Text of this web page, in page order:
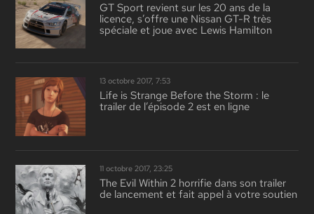
GT Sport revient sur les 20 ans de la
licence, s’offre une Nissan GT-R très
spéciale et joue avec Lewis Hamilton
13 octobre 2017, 7:53
Life is Strange Before the Storm : le
trailer de l’épisode 2 est en ligne
11 octobre 2017, 23:25
The Evil Within 2 horrifie dans son trailer
de lancement et fait appel à votre soutien